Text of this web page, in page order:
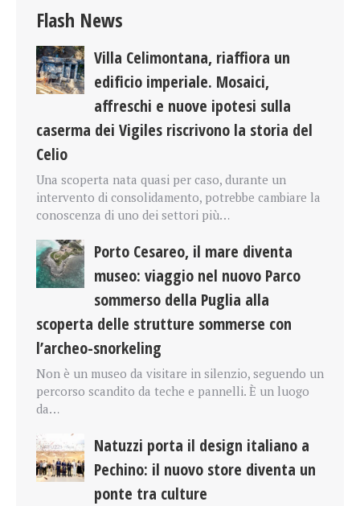
Flash News
Villa Celimontana, riaffiora un
edificio imperiale. Mosaici,
affreschi e nuove ipotesi sulla
caserma dei Vigiles riscrivono la storia del
Celio
Una scoperta nata quasi per caso, durante un
intervento di consolidamento, potrebbe cambiare la
conoscenza di uno dei settori più…
Porto Cesareo, il mare diventa
museo: viaggio nel nuovo Parco
sommerso della Puglia alla
scoperta delle strutture sommerse con
l’archeo-snorkeling
Non è un museo da visitare in silenzio, seguendo un
percorso scandito da teche e pannelli. È un luogo
da…
Natuzzi porta il design italiano a
Pechino: il nuovo store diventa un
ponte tra culture